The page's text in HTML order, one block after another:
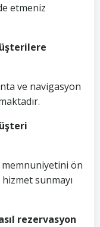
etmeniz
ve navigasyon
ön
sunmayı
rezervasyon